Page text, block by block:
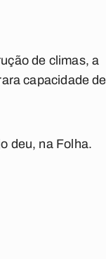
de climas, a
capacidade de
deu, na Folha.